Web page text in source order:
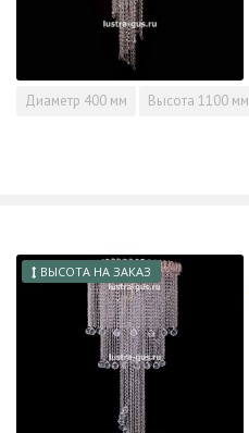
Диаметр 400 мм Высота 1100 мм
ВЫСОТА НА ЗАКАЗ